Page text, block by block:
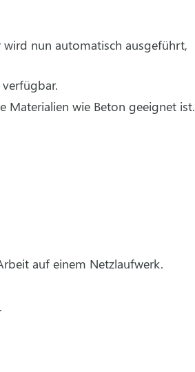
nun automatisch ausgeführt,
wie Beton geeignet ist.
auf einem Netzlaufwerk.